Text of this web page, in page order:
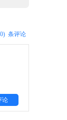
条评论
论